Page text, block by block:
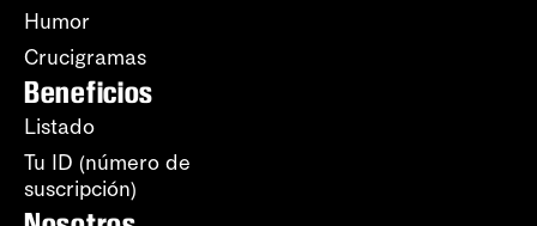
Humor
Crucigramas
Beneficios
Listado
Tu ID (número de
suscripción)